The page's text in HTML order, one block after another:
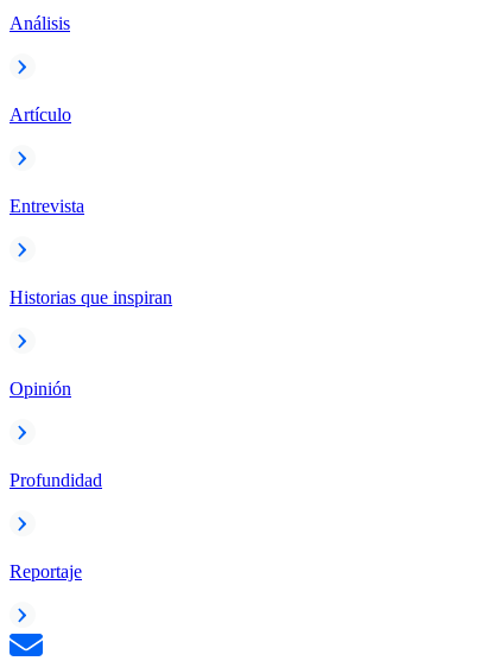
Análisis
Artículo
Entrevista
Historias que inspiran
Opinión
Profundidad
Reportaje